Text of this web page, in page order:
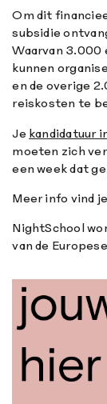
Om dit
subsidie
Waarvan 3.000
kunnen
en de overige
reiskosten te
Je kandidatuur
moeten zich
een week dat
Meer info vind
NightSchool
van de